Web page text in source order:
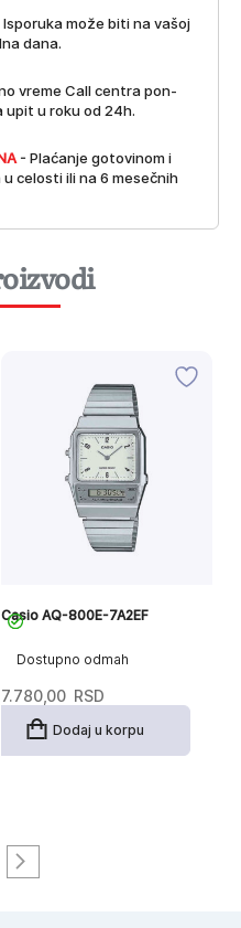
Isporuka može biti na vašoj
dana.
vreme Call centra pon-
upit u roku od 24h.
- Plaćanje gotovinom i
celosti ili na 6 mesečnih
Dostupno odmah
Casio AQ-800E-7A2EF
7.780,00 RSD
Dodaj u korpu